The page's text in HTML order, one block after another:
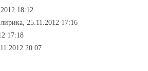
18:12
25.11.2012 17:16
17:18
20:07